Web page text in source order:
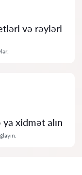
və rəyləri
xidmət alın